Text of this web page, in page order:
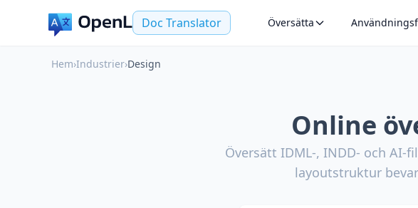
Doc Translator Översätta
Hem›Industrier›Design
Online
Översätt IDML-, INDD- och
layoutstruktur